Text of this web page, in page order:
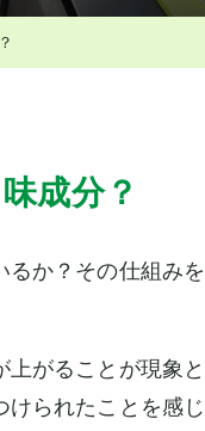
成分？
か？その仕組み
がることが現象
られたことを感じ